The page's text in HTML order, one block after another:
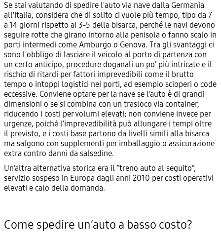
Se stai valutando di spedire l'auto via nave dalla Germania
all'Italia, considera che di solito ci vuole più tempo, tipo da 7
a 14 giorni rispetto ai 3-5 della bisarca, perché le navi devono
seguire rotte che girano intorno alla penisola o fanno scalo in
porti intermedi come Amburgo o Genova. Tra gli svantaggi ci
sono l'obbligo di lasciare il veicolo al porto di partenza con
un certo anticipo, procedure doganali un po' più intricate e il
rischio di ritardi per fattori imprevedibili come il brutto
tempo o intoppi logistici nei porti, ad esempio scioperi o code
eccessive. Conviene optare per la nave se l’auto è di grandi
dimensioni o se si combina con un trasloco via container,
riducendo i costi per volumi elevati; non conviene invece per
urgenze, poiché l’imprevedibilità può allungare i tempi oltre
il previsto, e i costi base partono da livelli simili alla bisarca
ma salgono con supplementi per imballaggio o assicurazione
extra contro danni da salsedine.
Un’altra alternativa storica era il “treno auto al seguito”,
servizio sospeso in Europa dagli anni 2010 per costi operativi
elevati e calo della domanda.
Come spedire un’auto a basso costo?